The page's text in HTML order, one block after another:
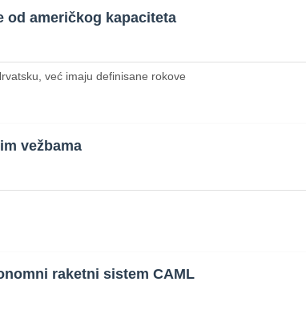
od američkog kapaciteta
već imaju definisane rokove
vežbama
raketni sistem CAML